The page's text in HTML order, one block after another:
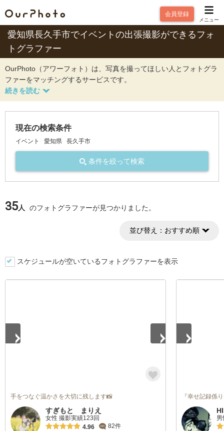
会員登録
メニュー
愛知県長久手市でイベントの出張撮影ができるフォ
トグラファー
OurPhoto（アワーフォト）は、写真を撮ってほしい人とフォトグラ
ファーをマッチングするサービスです。
現在の検索条件
イベント 愛知県 長久手市
条件を絞って検索
35人 のフォトグラファーが見つかりました。
並び替え： おすすめ順
スケジュールが空いているフォトグラファーを表示
手をつなぐ温かさを大切に残します📸
すぎもと まりえ
女性 撮影実績123回
4.96
82件
『幸せ記録係